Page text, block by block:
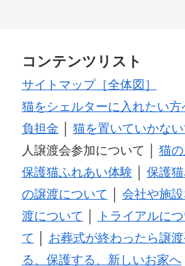
コンテンツリスト
サイトマップ［全体図］
猫をシェルターに入れたい方
負担金
猫を置いていかない
人譲渡会参加について │ 猫
保護猫ふれあい体験
保護
の譲渡について
会社や施
渡について
トライアルに
て
お葬式が終わったら譲
る、保護する、新しいお家へ